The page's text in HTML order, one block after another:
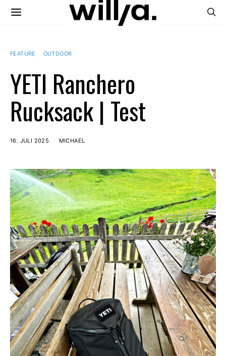
FEATURE OUTDOOR
YETI Ranchero
Rucksack | Test
16. JULI 2025 MICHAEL